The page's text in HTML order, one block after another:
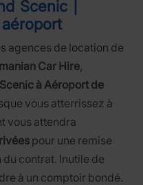
Scenic |
agences de location de
Car Hire,
à Aéroport de
vous atterrissez à
vous attendra
pour une remise
contrat. Inutile de
à un comptoir bondé.